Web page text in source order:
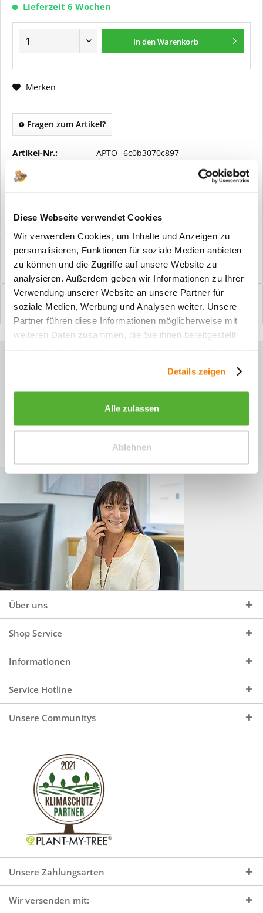
Diese Webseite verwendet Cookies
Wir verwenden Cookies, um Inhalte und Anzeigen zu
personalisieren, Funktionen für soziale Medien anbieten
zu können und die Zugriffe auf unsere Website zu
analysieren. Außerdem geben wir Informationen zu Ihrer
Verwendung unserer Website an unsere Partner für
soziale Medien, Werbung und Analysen weiter. Unsere
Partner führen diese Informationen möglicherweise mit
weiteren Daten zusammen, die Sie ihnen bereitgestellt
Details zeigen
Alle zulassen
Ablehnen
Lieferzeit 6 Wochen
In denWarenkorb
Merken
Fragen zum Artikel?
Artikel-Nr.: APTO--6c0b3070c897
Vorteile
Windfangelemente online am Bildschirm konfigurieren und
einbaufertig bestellen. In wenigen...
Bewertungen
0
Bewertungen lesen, schreiben und diskutieren...mehr
Sie haben Fragen zu unseren
+49 (0)4244 965 34 04
Mo - Do, 09:00 - 16:00 Uhr
und Fr, 09:00 - 13:00 Uhr
Über uns
Shop Service
Informationen
Service Hotline
Unsere Communitys
Unsere Zahlungsarten
Wir versenden mit: